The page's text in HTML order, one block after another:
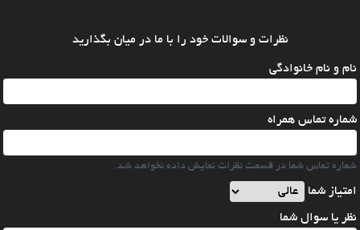
نظرات و سوالات خود را با ما در میان بگذارید
نام و نام خانوادگی
شماره تماس همراه
شماره تماس شما در قسمت نظرات نمایش داده نخواهد شد.
امتیاز شما
نظر یا سوال شما